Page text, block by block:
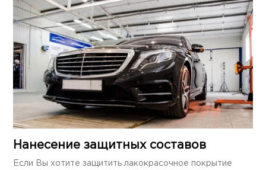
Нанесение защитных составов
Если Вы хотите защитить лакокрасочное покрытие